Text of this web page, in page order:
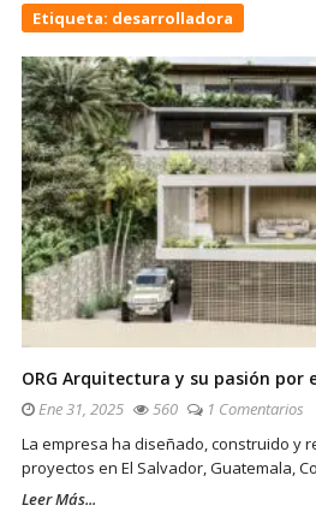
Etiqueta: desarrolladora
ORG Arquitectura y su pasión por
Ene 31, 2025 560
1 Comentarios
La empresa ha diseñado, construido y
proyectos en El Salvador, Guatemala,
Leer Más...